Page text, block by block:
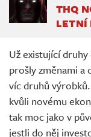
THQ
LETNÍ
Už existující
prošly změnami a
víc druhů
kvůli novému
tak moc jako v
jestli do něj